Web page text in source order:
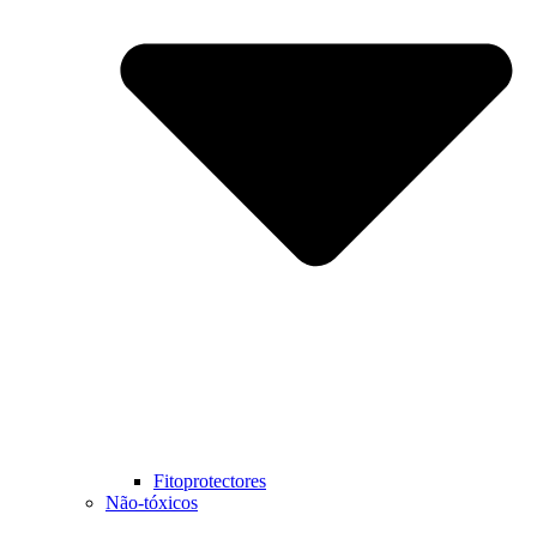
Fitoprotectores
Não-tóxicos